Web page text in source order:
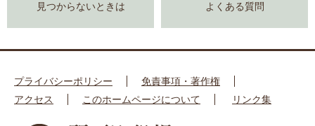
見つからないときは よくある質問
プライバシーポリシー
免責事項・著作権
アクセス
このホームページについて リンク集